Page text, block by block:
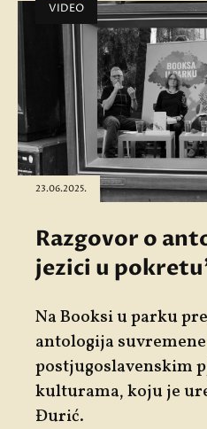
VIDEO
23.06.2025.
Razgovor o
jezici u
Na Booksi u parku
antologija
postjugoslavenskim
kulturama, koju je
Đurić.